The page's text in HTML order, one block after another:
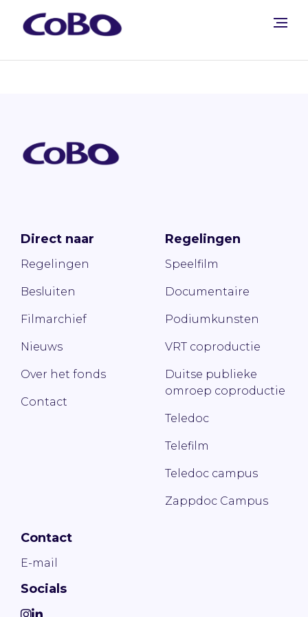
Direct naar
Regelingen
Besluiten
Filmarchief
Nieuws
Over het fonds
Contact
Regelingen
Speelfilm
Documentaire
Podiumkunsten
VRT coproductie
Duitse publieke
omroep coproductie
Teledoc
Telefilm
Teledoc campus
Zappdoc Campus
Contact
E-mail
Socials